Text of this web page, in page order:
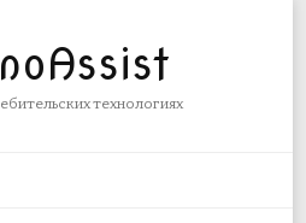
технологиях